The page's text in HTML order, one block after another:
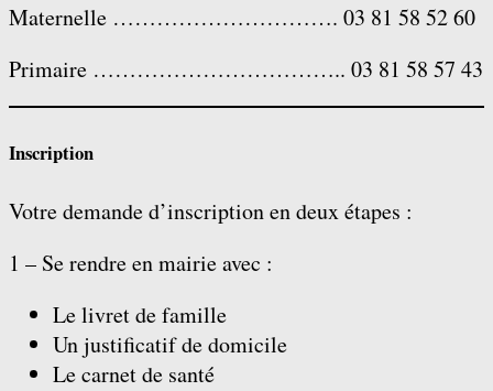
Maternelle …………………………. 03 81 58 52 60
Primaire …………………………….. 03 81 58 57 43
Inscription
Votre demande d’inscription en deux étapes :
1 – Se rendre en mairie avec :
Le livret de famille
Un justificatif de domicile
Le carnet de santé